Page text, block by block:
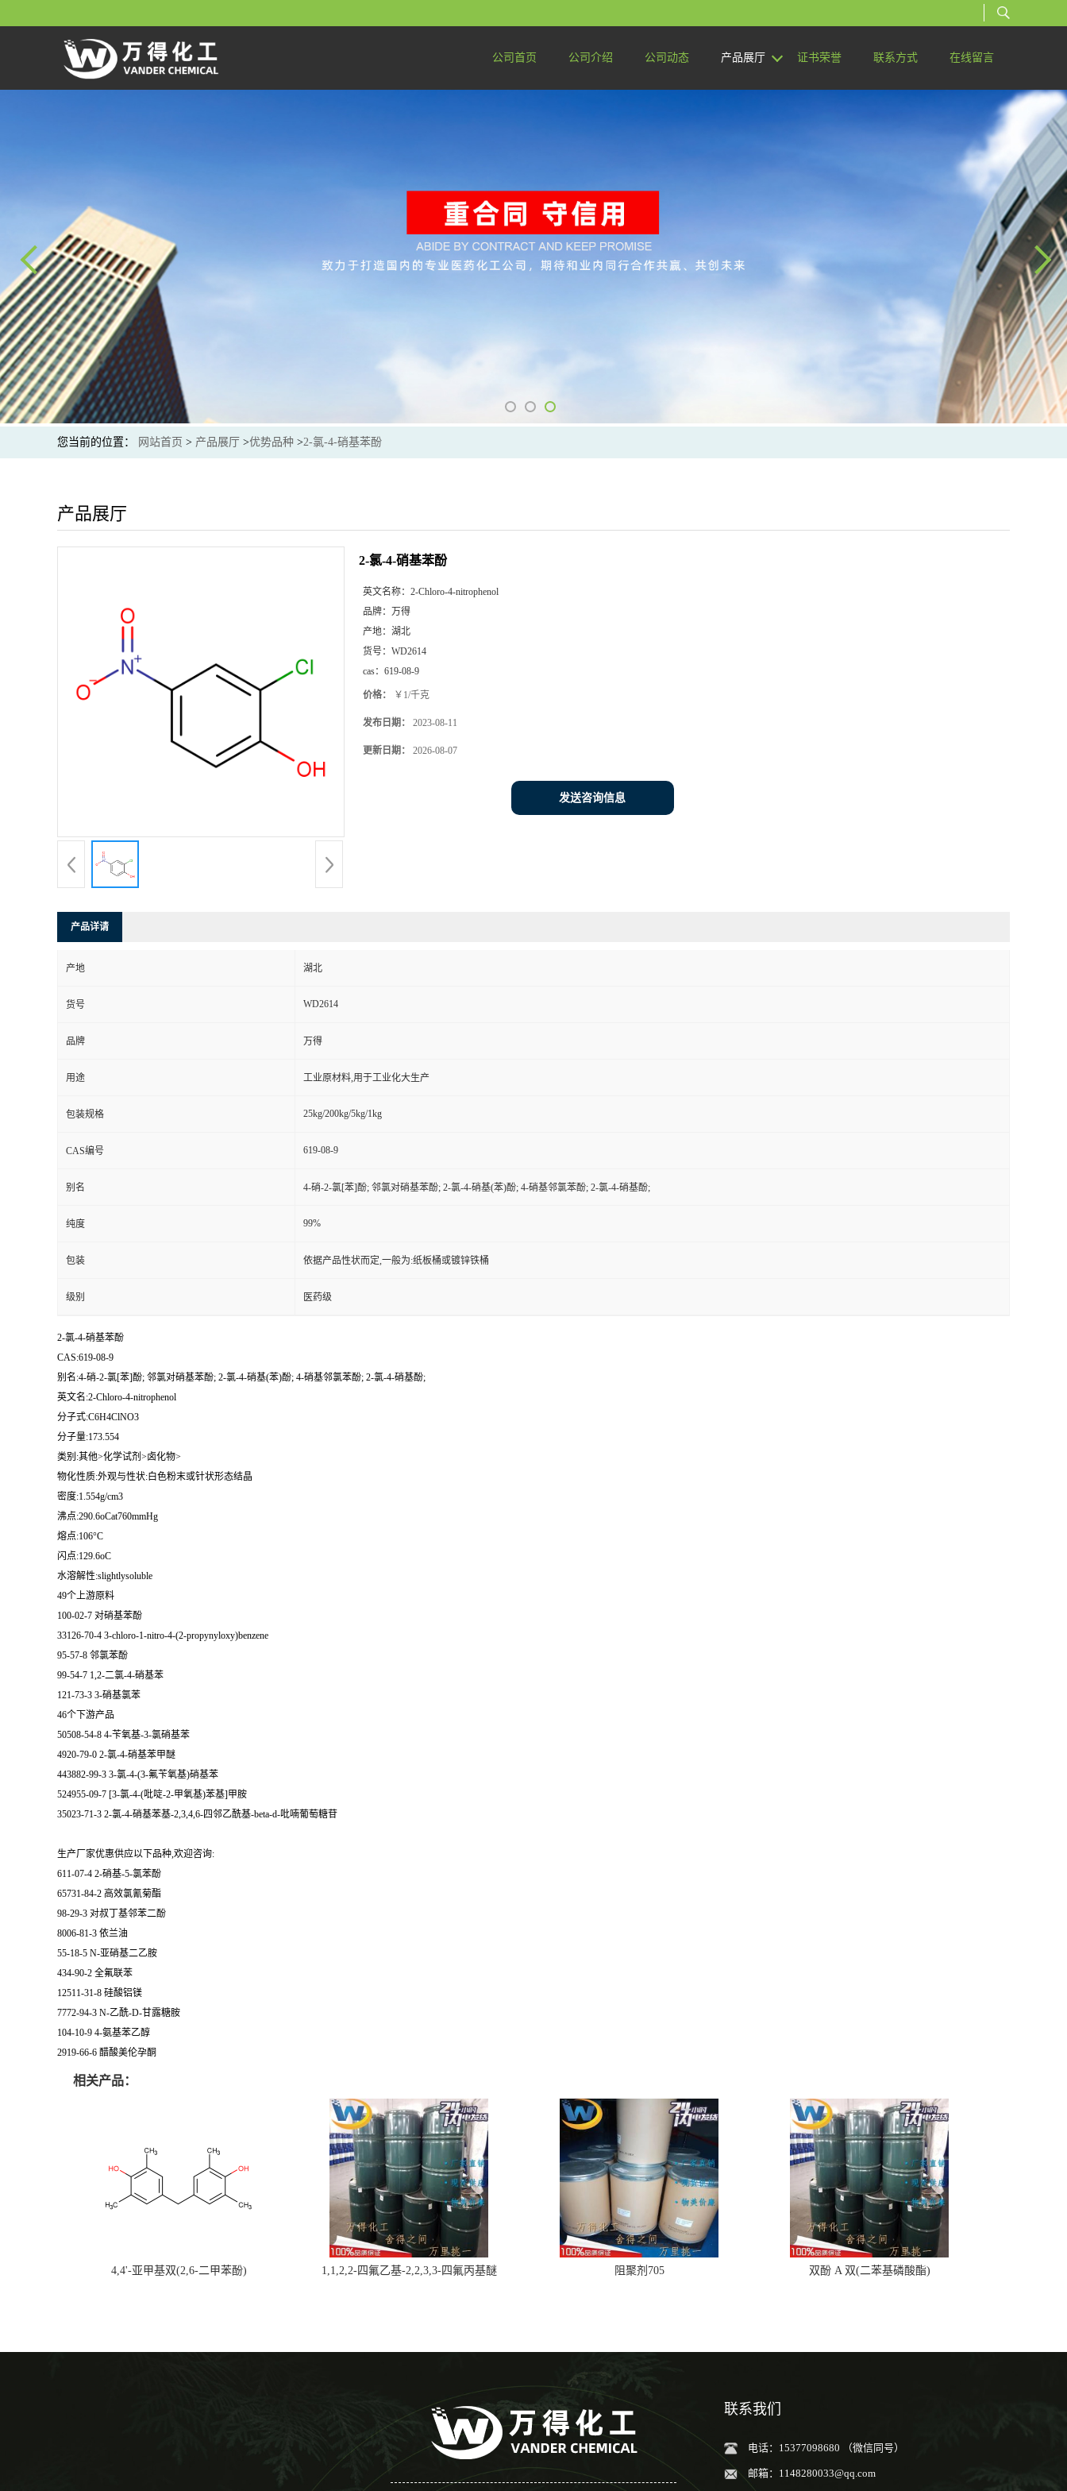
公司首页 公司介绍 公司动态 产品展厅 证书荣誉 联系方式 在线留言
您当前的位置： 网站首页 > 产品展厅 >优势品种 >2-氯-4-硝基苯酚
产品展厅
2-氯-4-硝基苯酚
英文名称： 2-Chloro-4-nitrophenol
品牌： 万得
产地： 湖北
货号： WD2614
cas： 619-08-9
价格： ￥1/千克
发布日期： 2023-08-11
更新日期： 2026-08-07
发送咨询信息
产品详请
产地 湖北
货号 WD2614
品牌 万得
用途 工业原材料,用于工业化大生产
包装规格 25kg/200kg/5kg/1kg
CAS编号 619-08-9
别名 4-硝-2-氯[苯]酚; 邻氯对硝基苯酚; 2-氯-4-硝基(苯)酚; 4-硝基邻氯苯酚; 2-氯-4-硝基酚;
纯度 99%
包装 依据产品性状而定,一般为:纸板桶或镀锌铁桶
级别 医药级
2-氯-4-硝基苯酚
CAS:619-08-9
别名:4-硝-2-氯[苯]酚; 邻氯对硝基苯酚; 2-氯-4-硝基(苯)酚; 4-硝基邻氯苯酚; 2-氯-4-硝基酚;
英文名:2-Chloro-4-nitrophenol
分子式:C6H4ClNO3
分子量:173.554
类别:其他>化学试剂>卤化物>
物化性质:外观与性状:白色粉末或针状形态结晶
密度:1.554g/cm3
沸点:290.6oCat760mmHg
熔点:106°C
闪点:129.6oC
水溶解性:slightlysoluble
49个上游原料
100-02-7 对硝基苯酚
33126-70-4 3-chloro-1-nitro-4-(2-propynyloxy)benzene
95-57-8 邻氯苯酚
99-54-7 1,2-二氯-4-硝基苯
121-73-3 3-硝基氯苯
46个下游产品
50508-54-8 4-苄氧基-3-氯硝基苯
4920-79-0 2-氯-4-硝基苯甲醚
443882-99-3 3-氯-4-(3-氟苄氧基)硝基苯
524955-09-7 [3-氯-4-(吡啶-2-甲氧基)苯基]甲胺
35023-71-3 2-氯-4-硝基苯基-2,3,4,6-四邻乙酰基-beta-d-吡喃葡萄糖苷
生产厂家优惠供应以下品种,欢迎咨询:
611-07-4 2-硝基-5-氯苯酚
65731-84-2 高效氯氰菊酯
98-29-3 对叔丁基邻苯二酚
8006-81-3 依兰油
55-18-5 N-亚硝基二乙胺
434-90-2 全氟联苯
12511-31-8 硅酸铝镁
7772-94-3 N-乙酰-D-甘露糖胺
104-10-9 4-氨基苯乙醇
2919-66-6 醋酸美伦孕酮
相关产品：
4,4'-亚甲基双(2,6-二甲苯酚) 1,1,2,2-四氟乙基-2,2,3,3-四氟丙基醚 阻聚剂705 双酚 A 双(二苯基磷酸酯)
联系我们
电话：15377098680 （微信同号）
邮箱： 1148280033@qq.com